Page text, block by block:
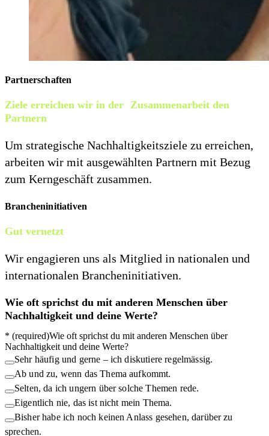
Partnerschaften
Ziele erreichen wir in der Zusammenarbeit den
Partnern
Um strategische Nachhaltigkeitsziele zu erreichen,
arbeiten wir mit ausgewählten Partnern mit Bezug
zum Kerngeschäft zusammen.
Brancheninitiativen
Gut vernetzt
Wir engagieren uns als Mitglied in nationalen und
internationalen Brancheninitiativen.
Wie oft sprichst du mit anderen Menschen über
Nachhaltigkeit und deine Werte?
* (required)Wie oft sprichst du mit anderen Menschen über
Nachhaltigkeit und deine Werte?
Sehr häufig und gerne – ich diskutiere regelmässig.
Ab und zu, wenn das Thema aufkommt.
Selten, da ich ungern über solche Themen rede.
Eigentlich nie, das ist nicht mein Thema.
Bisher habe ich noch keinen Anlass gesehen, darüber zu
sprechen.